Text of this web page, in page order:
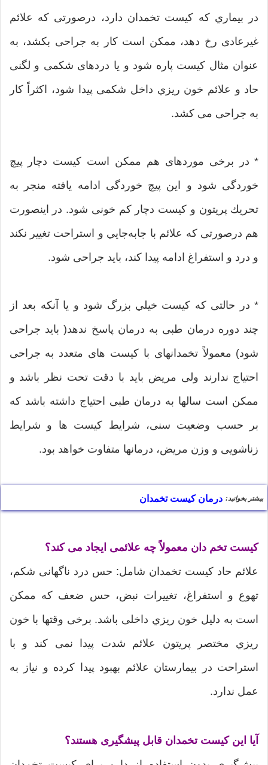
در بیماري كه كیست تخمدان دارد، درصورتی که علائم
غیرعادی رخ دهد، ممكن است كار به جراحی بكشد، به
عنوان مثال كیست پاره شود و یا دردهای شكمی و لگنی
حاد و علائم خون ريزي داخل شكمی پیدا شود، اكثراً كار
به جراحی می كشد.
* در برخی موردهای هم ممكن است كیست دچار پیچ
خوردگی شود و این پیچ خوردگی ادامه یافته منجر به
تحریك پریتون و كیست دچار كم خونی شود. در اینصورت
هم درصورتی که علائم با جابه‌جایي و استراحت تغيير نكند
و درد و استفراغ ادامه پیدا كند، باید جراحی شود.
* در حالتی كه كیست خيلي بزرگ شود و یا آنكه بعد از
چند دوره درمان طبی به درمان پاسخ ندهد( باید جراحی
شود) معمولاً تخمدانهای با كیست های متعدد به جراحی
احتیاج ندارند ولی مریض باید با دقت تحت نظر باشد و
ممكن است سالها به درمان طبی احتیاج داشته باشد كه
بر حسب وضعیت سنی، شرایط كیست ها و شرایط
زناشویی و وزن مریض، درمانها متفاوت خواهد بود.
بیشتر بخوانید: درمان کیست تخمدان
كیست تخم دان معمولاً چه علائمی ایجاد می كند؟
علائم حاد كیست تخمدان شامل: حس درد ناگهانی شكم،
تهوع و استفراغ، تغييرات نبض، حس ضعف كه ممكن
است به دلیل خون ريزي داخلی باشد. برخی وقتها با خون
ريزي مختصر پریتون علائم شدت پیدا نمی كند و با
استراحت در بیمارستان علائم بهبود پیدا كرده و نیاز به
عمل ندارد.
آیا این كیست تخمدان قابل پیشگیری هستند؟